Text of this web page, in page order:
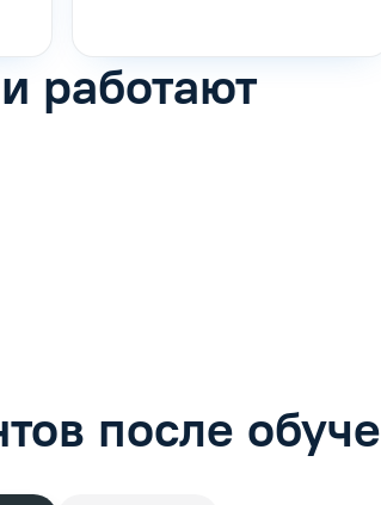
работают
после